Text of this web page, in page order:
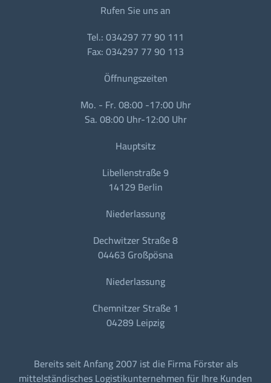
Rufen Sie uns an
Tel.: 034297 77 90 111
Fax: 034297 77 90 113
Öffnungszeiten
Mo. - Fr. 08:00 -17:00 Uhr
Sa. 08:00 Uhr-12:00 Uhr
Hauptsitz
Libellenstraße 9
14129 Berlin
Niederlassung
Dechwitzer Straße 8
04463 Großpösna
Niederlassung
Chemnitzer Straße 1
04289 Leipzig
Bereits seit Anfang 2007 ist die Firma Förster als
mittelständisches Logistikunternehmen für Ihre Kunden